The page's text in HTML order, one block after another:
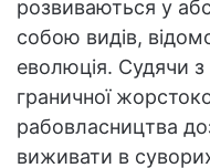
розвиваються у
собою видів,
еволюція. Судячи
граничної
рабовласництва
виживати в